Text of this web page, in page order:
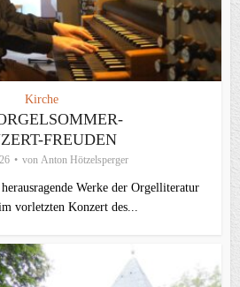
Kirche
FREUDEN
von Anton Hötzelsperger
Werke der Orgelliteratur
vorletzten Konzert des...